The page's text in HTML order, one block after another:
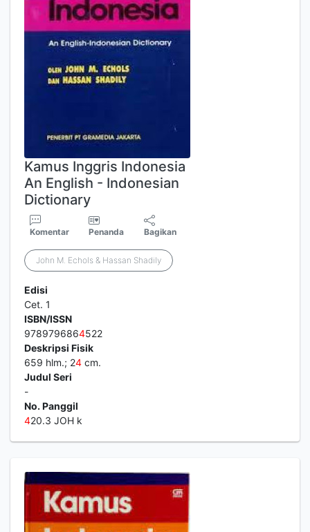
Kamus Inggris Indonesia
An English - Indonesian
Dictionary
Komentar Penanda Bagikan
John M. Echols & Hassan Shadily
Edisi
Cet. 1
ISBN/ISSN
9789796864522
Deskripsi Fisik
659 hlm.; 24 cm.
Judul Seri
-
No. Panggil
420.3 JOH k